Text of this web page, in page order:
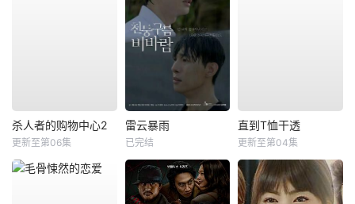
杀人者的购物中心2
更新至第06集
雷云暴雨
已完结
直到T恤干透
更新至第04集